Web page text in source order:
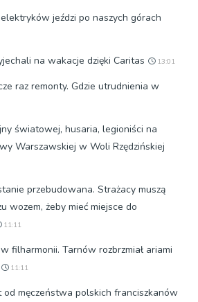
jeździ po naszych górach
na wakacje dzięki Caritas 13:01
raz remonty. Gdzie utrudnienia w
światowej, husaria, legioniści na
Warszawskiej w Woli Rzędzińskiej
przebudowana. Strażacy muszą
wozem, żeby mieć miejsce do
11:11
filharmonii. Tarnów rozbrzmiał ariami
11:11
męczeństwa polskich franciszkanów